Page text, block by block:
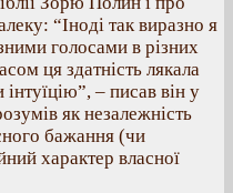
“Іноді так виразно я
голосами в різних
ця здатність лякала
– писав він у
як незалежність
бажання (чи
характер власної